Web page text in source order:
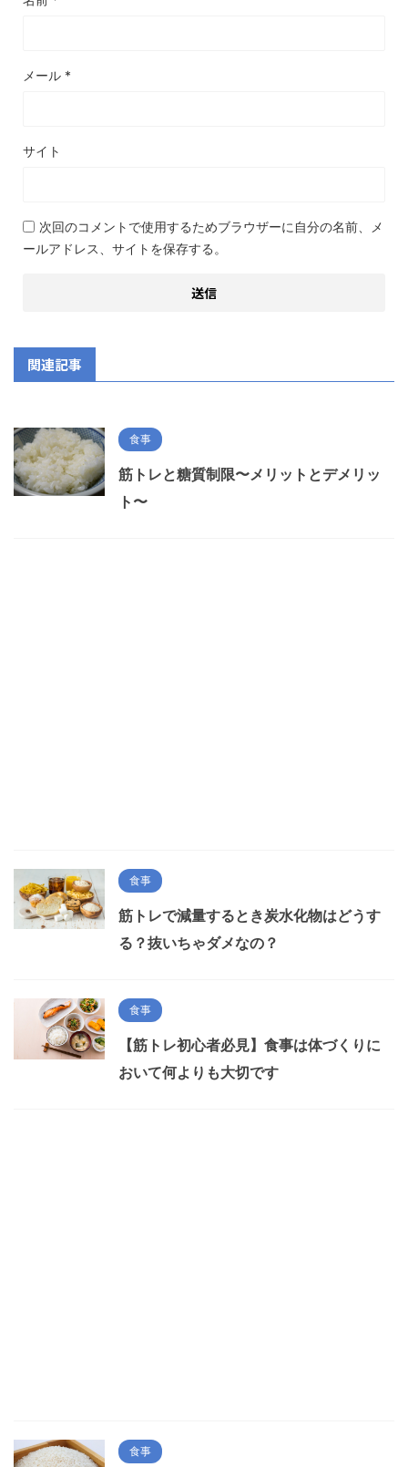
メール *
サイト
次回のコメントで使用するためブラウザーに自分の名前、メ
ールアドレス、サイトを保存する。
関連記事
食事
筋トレと糖質制限〜メリットとデメリッ
ト〜
食事
筋トレで減量するとき炭水化物はどうす
る？抜いちゃダメなの？
食事
【筋トレ初心者必見】食事は体づくりに
おいて何よりも大切です
食事